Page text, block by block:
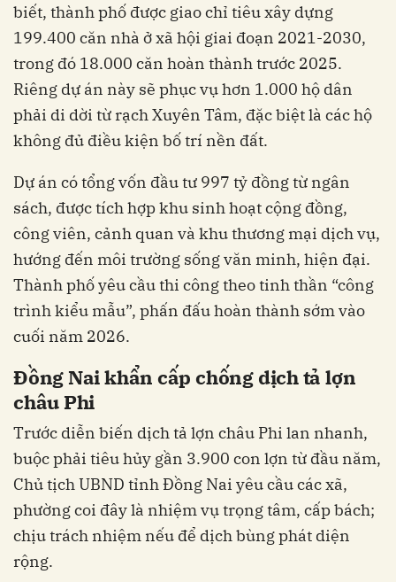
biết, thành phố được giao chỉ tiêu xây dựng
199.400 căn nhà ở xã hội giai đoạn 2021-2030,
trong đó 18.000 căn hoàn thành trước 2025.
Riêng dự án này sẽ phục vụ hơn 1.000 hộ dân
phải di dời từ rạch Xuyên Tâm, đặc biệt là các hộ
không đủ điều kiện bố trí nền đất.
Dự án có tổng vốn đầu tư 997 tỷ đồng từ ngân
sách, được tích hợp khu sinh hoạt cộng đồng,
công viên, cảnh quan và khu thương mại dịch vụ,
hướng đến môi trường sống văn minh, hiện đại.
Thành phố yêu cầu thi công theo tinh thần “công
trình kiểu mẫu”, phấn đấu hoàn thành sớm vào
cuối năm 2026.
Đồng Nai khẩn cấp chống dịch tả lợn
châu Phi
Trước diễn biến dịch tả lợn châu Phi lan nhanh,
buộc phải tiêu hủy gần 3.900 con lợn từ đầu năm,
Chủ tịch UBND tỉnh Đồng Nai yêu cầu các xã,
phường coi đây là nhiệm vụ trọng tâm, cấp bách;
chịu trách nhiệm nếu để dịch bùng phát diện
rộng.